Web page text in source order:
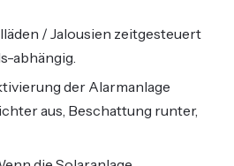
/ Jalousien zeitgesteuert
abhängig.
der Alarmanlage
aus, Beschattung runter,